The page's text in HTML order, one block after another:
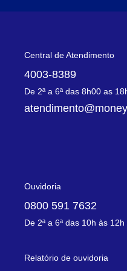
Central de Atendimento
4003-8389
De 2ª a 6ª das 8h00 as
Ouvidoria
0800 591 7632
De 2ª a 6ª das 10h às
Relatório de ouvidoria